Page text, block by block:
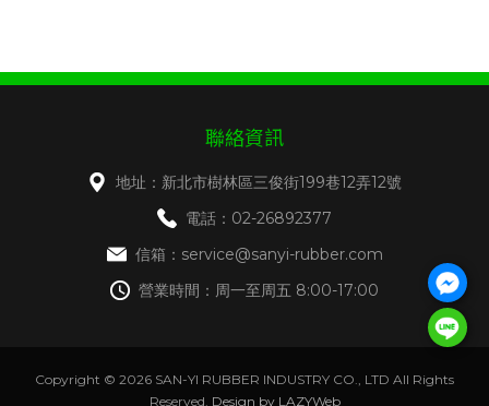
聯絡資訊
地址：新北市樹林區三俊街199巷12弄12號
電話：02-26892377
信箱：service@sanyi-rubber.com
營業時間：周一至周五 8:00-17:00
Copyright © 2026 SAN-YI RUBBER INDUSTRY CO., LTD All Rights
Reserved. Design by LAZYWeb